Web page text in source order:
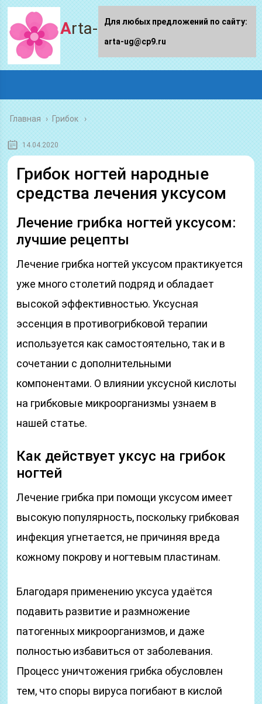
Arta-ug.ru
Главная › Грибок
14.04.2020
Грибок ногтей народные
средства лечения уксусом
Лечение грибка ногтей уксусом:
лучшие рецепты
Лечение грибка ногтей уксусом практикуется
уже много столетий подряд и обладает
высокой эффективностью. Уксусная
эссенция в противогрибковой терапии
используется как самостоятельно, так и в
сочетании с дополнительными
компонентами. О влиянии уксусной кислоты
на грибковые микроорганизмы узнаем в
нашей статье.
Как действует уксус на грибок
ногтей
Лечение грибка при помощи уксусом имеет
высокую популярность, поскольку грибковая
инфекция угнетается, не причиняя вреда
кожному покрову и ногтевым пластинам.
Благодаря применению уксуса удаётся
подавить развитие и размножение
патогенных микроорганизмов, и даже
полностью избавиться от заболевания.
Процесс уничтожения грибка обусловлен
тем, что споры вируса погибают в кислой
Для любых предложений по сайту:
arta-ug@cp9.ru